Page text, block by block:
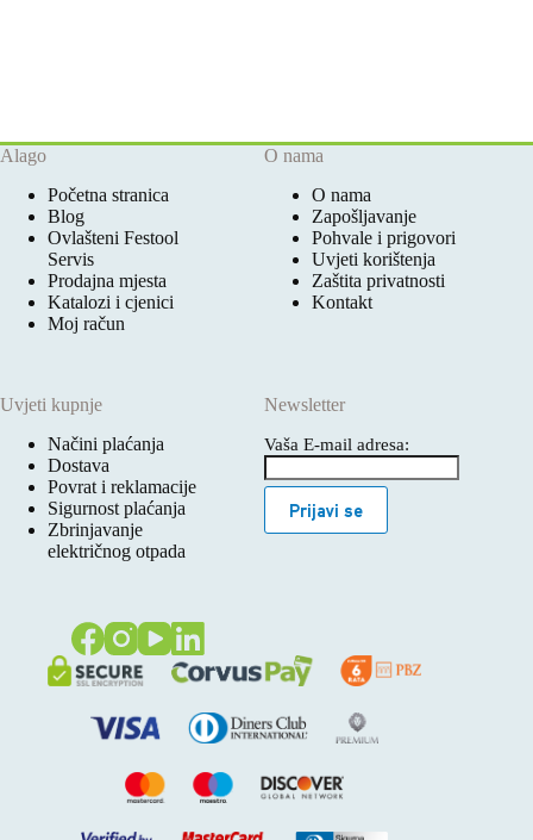
Alago
Početna stranica
Blog
Ovlašteni Festool
Servis
Prodajna mjesta
Katalozi i cjenici
Moj račun
O nama
O nama
Zapošljavanje
Pohvale i prigovori
Uvjeti korištenja
Zaštita privatnosti
Kontakt
Uvjeti kupnje
Načini plaćanja
Dostava
Povrat i reklamacije
Sigurnost plaćanja
Zbrinjavanje
električnog otpada
Newsletter
Vaša E-mail adresa:
Prijavi se